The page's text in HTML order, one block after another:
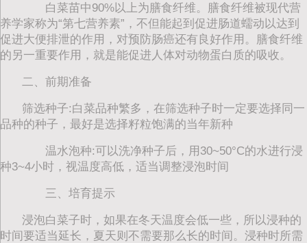
白菜苗中90%以上为膳食纤维。膳食纤维被现代营
养学家称为“第七营养素”，不但能起到促进肠道蠕动以达到
促进大便排泄的作用，对预防肠癌还有良好作用。膳食纤维
的另一重要作用，就是能促进人体对动物蛋白质的吸收。
二、前期准备
筛选种子:白菜品种繁多，在筛选种子时一定要选择同一
品种的种子，最好是选择籽粒饱满的当年新种
温水泡种:可以洗净种子后，用30~50°C的水进行浸
种3~4小时，视温度高低，适当调整浸泡时间
三、培育提示
浸泡白菜子时，如果在冬天温度会低一些，所以浸种的
时间要适当延长，夏天则不需要那么长的时间。浸种时所需